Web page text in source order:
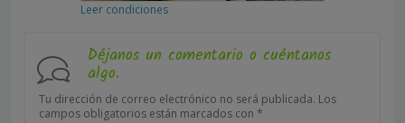
Leer condiciones
Déjanos un comentario o cuéntanos
algo.
Tu dirección de correo electrónico no será publicada. Los
campos obligatorios están marcados con *